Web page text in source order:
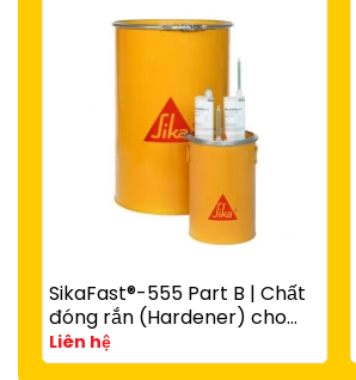
SikaFast®-555 Part B | Chất
đóng rắn (Hardener) cho
keo acrylic kết cấu SikaFast®
2 thành phần
Liên hệ